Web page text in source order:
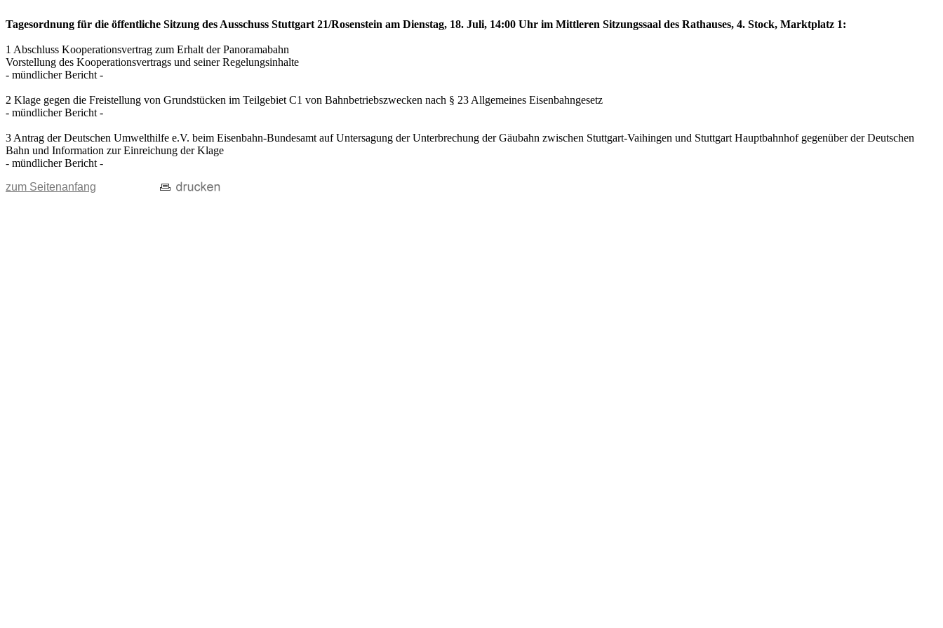
Tagesordnung für die öffentliche Sitzung des Ausschuss Stuttgart 21/Rosenstein am Dienstag, 18. Juli, 14:00 Uhr im Mittleren Sitzungssaal des Rathauses, 4. Stock, Marktplatz 1:
1 Abschluss Kooperationsvertrag zum Erhalt der Panoramabahn
Vorstellung des Kooperationsvertrags und seiner Regelungsinhalte
- mündlicher Bericht -
2 Klage gegen die Freistellung von Grundstücken im Teilgebiet C1 von Bahnbetriebszwecken nach § 23 Allgemeines Eisenbahngesetz
- mündlicher Bericht -
3 Antrag der Deutschen Umwelthilfe e.V. beim Eisenbahn-Bundesamt auf Untersagung der Unterbrechung der Gäubahn zwischen Stuttgart-Vaihingen und Stuttgart Hauptbahnhof gegenüber der Deutschen
Bahn und Information zur Einreichung der Klage
- mündlicher Bericht -
zum Seitenanfang